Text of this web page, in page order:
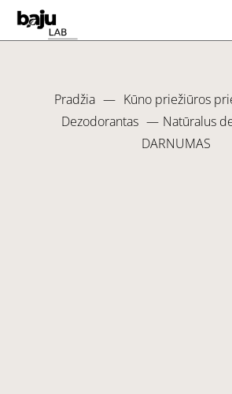
Pradžia — Kūno priežiūros
Dezodorantas — Natūralus
DARNUMAS